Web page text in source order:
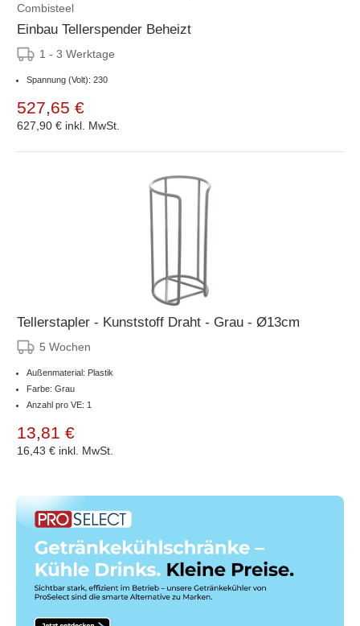
Combisteel
Einbau Tellerspender Beheizt
1 - 3 Werktage
Spannung (Volt): 230
527,65 €
627,90 € inkl. MwSt.
Tellerstapler - Kunststoff Draht - Grau - Ø13cm
5 Wochen
Außenmaterial: Plastik
Farbe: Grau
Anzahl pro VE: 1
13,81 €
16,43 € inkl. MwSt.